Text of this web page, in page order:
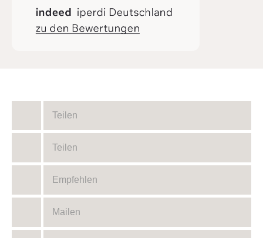
Teilen
Teilen
Empfehlen
Mailen